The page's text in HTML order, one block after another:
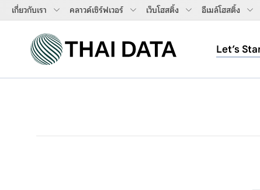
เกี่ยวกับเรา คลาวด์เซิร์ฟเวอร์ เว็บโฮสติ้ง อีเมล์โฮสติ้ง
Let’s